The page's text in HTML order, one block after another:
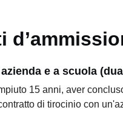
e a scuola
15 anni, aver
di tirocinio con